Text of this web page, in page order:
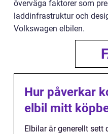
överväga faktorer som
laddinfrastruktur och
Volkswagen elbilen.
Hur påverkar
elbil mitt
Elbilar är generellt sett